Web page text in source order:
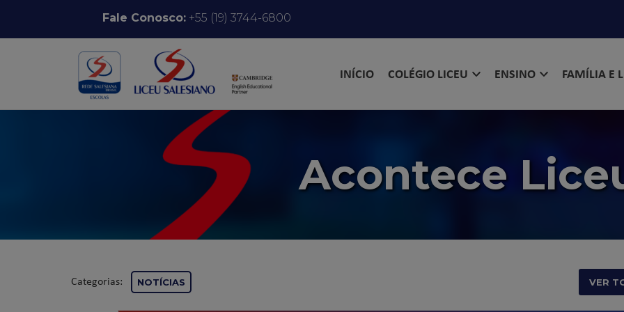
Pular para o conteúdoFale Conosco:+55 (19) 3744-6800
INÍCIO COLÉGIO LICEU ENSINO FAMÍLIA E
Acontece
Categorias: NOTÍCIAS VER